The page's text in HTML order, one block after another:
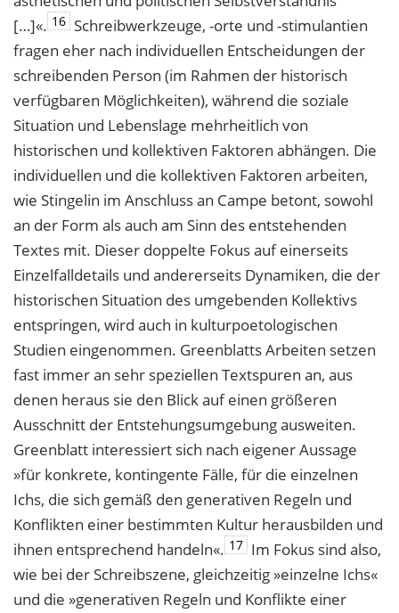
[…]«. 16 Schreibwerkzeuge, -orte und -stimulantien
fragen eher nach individuellen Entscheidungen der
schreibenden Person (im Rahmen der historisch
verfügbaren Möglichkeiten), während die soziale
Situation und Lebenslage mehrheitlich von
historischen und kollektiven Faktoren abhängen. Die
individuellen und die kollektiven Faktoren arbeiten,
wie Stingelin im Anschluss an Campe betont, sowohl
an der Form als auch am Sinn des entstehenden
Textes mit. Dieser doppelte Fokus auf einerseits
Einzelfalldetails und andererseits Dynamiken, die der
historischen Situation des umgebenden Kollektivs
entspringen, wird auch in kulturpoetologischen
Studien eingenommen. Greenblatts Arbeiten setzen
fast immer an sehr speziellen Textspuren an, aus
denen heraus sie den Blick auf einen größeren
Ausschnitt der Entstehungsumgebung ausweiten.
Greenblatt interessiert sich nach eigener Aussage
»für konkrete, kontingente Fälle, für die einzelnen
Ichs, die sich gemäß den generativen Regeln und
Konflikten einer bestimmten Kultur herausbilden und
ihnen entsprechend handeln«. 17 Im Fokus sind also,
wie bei der Schreibszene, gleichzeitig »einzelne Ichs«
und die »generativen Regeln und Konflikte einer